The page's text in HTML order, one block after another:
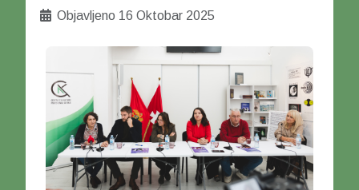
DetaljiObjavljeno 16 Oktobar 2025